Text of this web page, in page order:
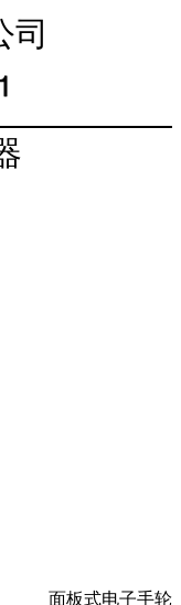
司
面板式电子手轮